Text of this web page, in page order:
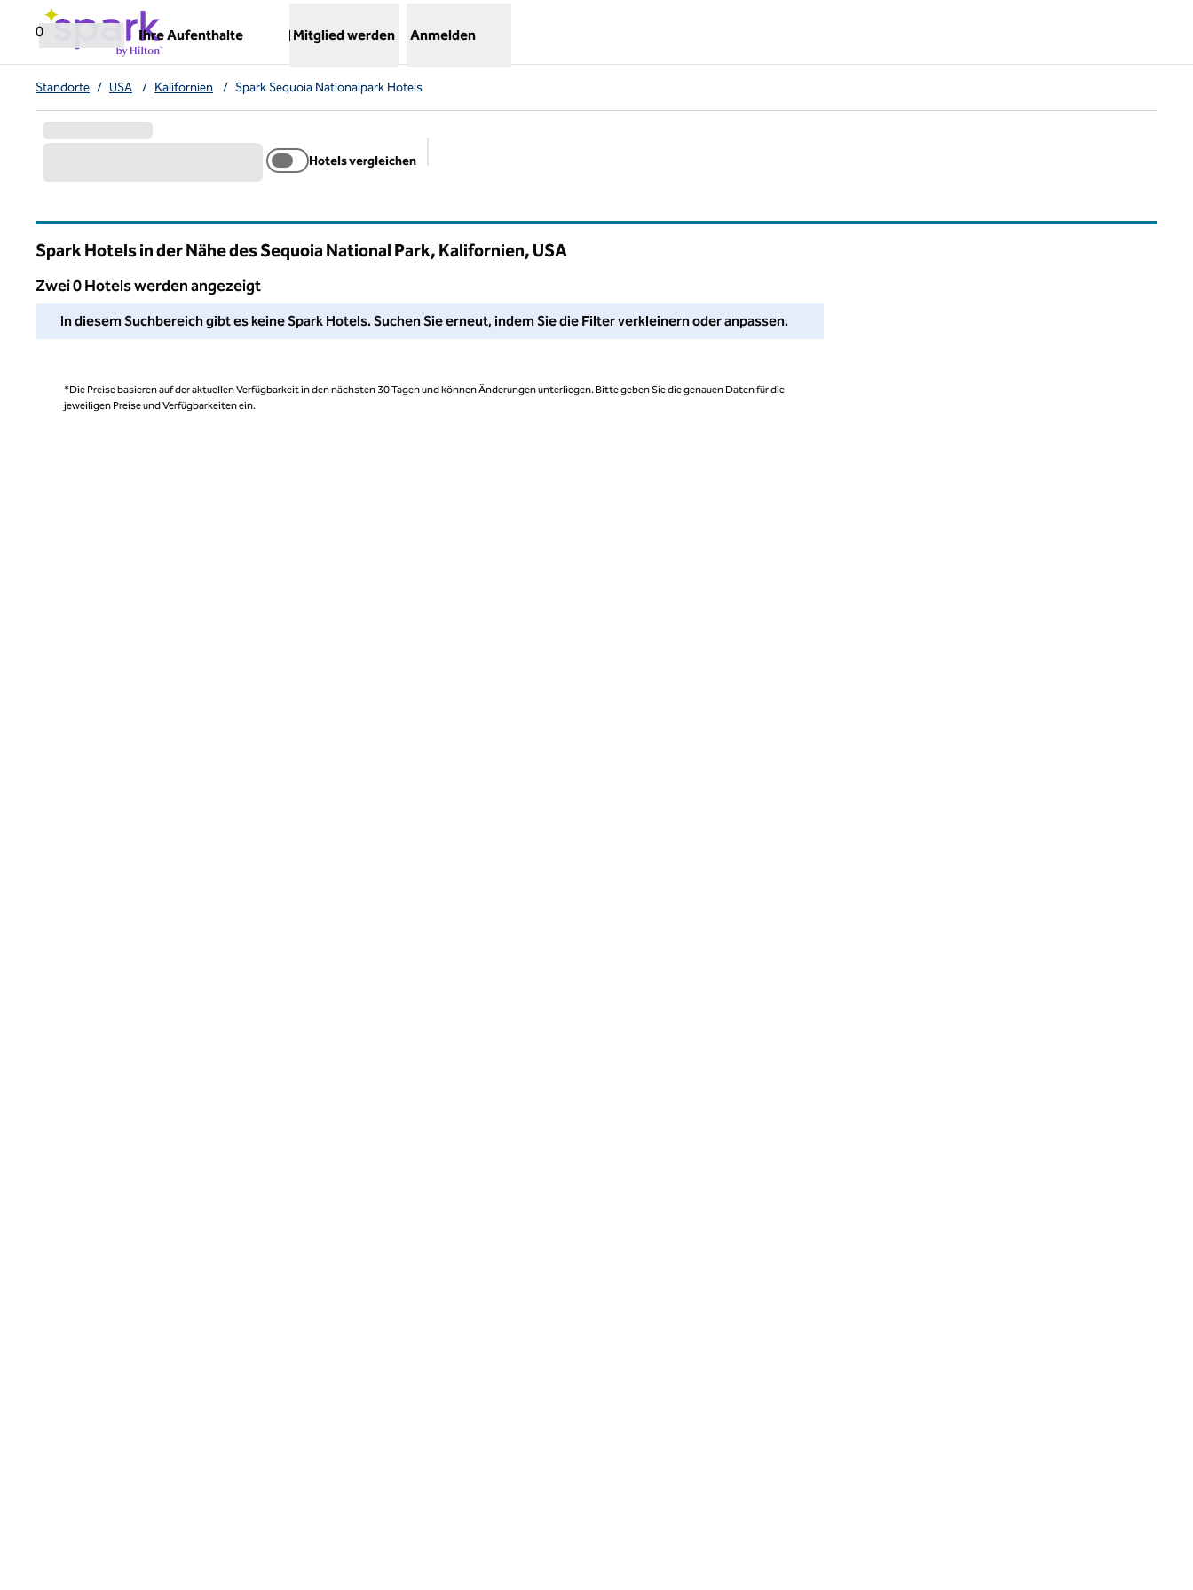
Weiter zum Inhalt
0
Ihre Aufenthalte
öffnet neue Registerkarte
Mitglied werden Anmelden
Standorte / USA / Kalifornien / Spark Sequoia Nationalpark Hotels
Hotels vergleichen
Spark Hotels in der Nähe des Sequoia National Park, Kalifornien, USA
Zwei 0 Hotels werden angezeigt
Wir konnten in diesem Bereich kein Hotel für Sie finden. Passen Sie Ihre Filter an oder versuchen Sie, den Suchbereich zu vergrößern, um mehr Ergebnisse zu erhalten.
In diesem Suchbereich gibt es keine Spark Hotels. Suchen Sie erneut, indem Sie die Filter verkleinern oder anpassen.
*Die Preise basieren auf der aktuellen Verfügbarkeit in den nächsten 30 Tagen und können Änderungen unterliegen. Bitte geben Sie die genauen Daten für die
jeweiligen Preise und Verfügbarkeiten ein.